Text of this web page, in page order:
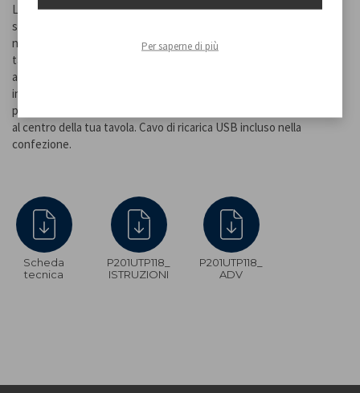
Lampada da tavolo ricaricabile con accensione touch. Con un
semplice tocco è possibile scegliere tra luce calda, fredda o
naturale. L’intensità della luce è regolabile tenendo premuto il
tasto di accensione. Resistente all’acqua può essere usata sia in
ambienti interni che esterni. L'adattatore per Bottiglie da 33mm
incluso offre una elegante alternativa alla versione da tavolo
potendo posizionare la nostra lampada sulla tua bottiglia preferita
al centro della tua tavola. Cavo di ricarica USB incluso nella
confezione.
Scheda
tecnica
P201UTP118_
ISTRUZIONI
P201UTP118_
ADV
Per saperne di più